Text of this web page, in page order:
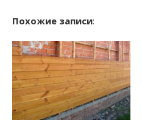
Похожие записи: